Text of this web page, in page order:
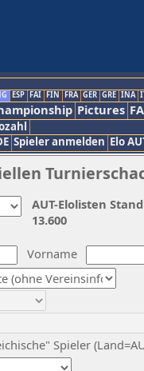
ESP FAI FIN FRA GER GRE INA
Pictures
Spieler anmelden Elo
Vorname
Spieler
AUT-Elolisten
13.600